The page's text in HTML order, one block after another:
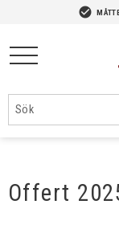
check_circle
Offert